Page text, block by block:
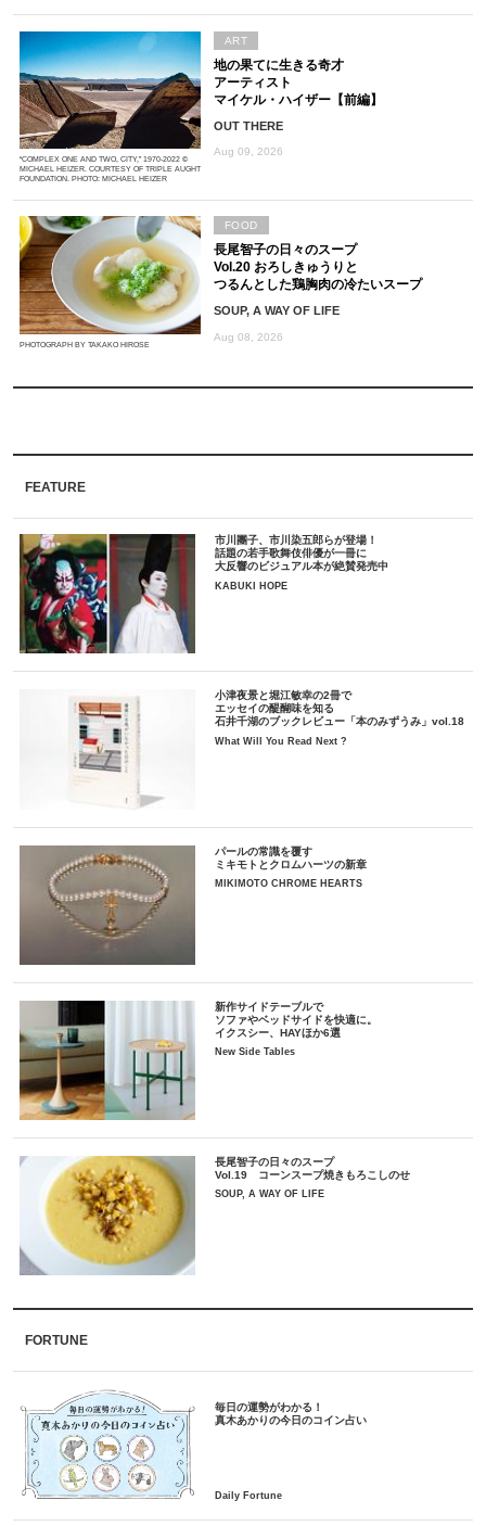
“COMPLEX ONE AND TWO, CITY,” 1970-2022 ©
MICHAEL HEIZER. COURTESY OF TRIPLE AUGHT
FOUNDATION. PHOTO: MICHAEL HEIZER
地の果てに生きる奇才
アーティスト
マイケル・ハイザー【前編】
OUT THERE
Aug 09, 2026
ART
PHOTOGRAPH BY TAKAKO HIROSE
長尾智子の日々のスープ
Vol.20 おろしきゅうりと
つるんとした鶏胸肉の冷たいスープ
SOUP, A WAY OF LIFE
Aug 08, 2026
FOOD
FEATURE
市川團子、市川染五郎らが登場！
話題の若手歌舞伎俳優が一冊に
大反響のビジュアル本が絶賛発売中
KABUKI HOPE
小津夜景と堀江敏幸の2冊で
エッセイの醍醐味を知る
石井千湖のブックレビュー「本のみずうみ」vol.18
What Will You Read Next ?
パールの常識を覆す
ミキモトとクロムハーツの新章
MIKIMOTO CHROME HEARTS
新作サイドテーブルで
ソファやベッドサイドを快適に。
イクスシー、HAYほか6選
New Side Tables
長尾智子の日々のスープ
Vol.19 コーンスープ焼きもろこしのせ
SOUP, A WAY OF LIFE
FORTUNE
毎日の運勢がわかる！